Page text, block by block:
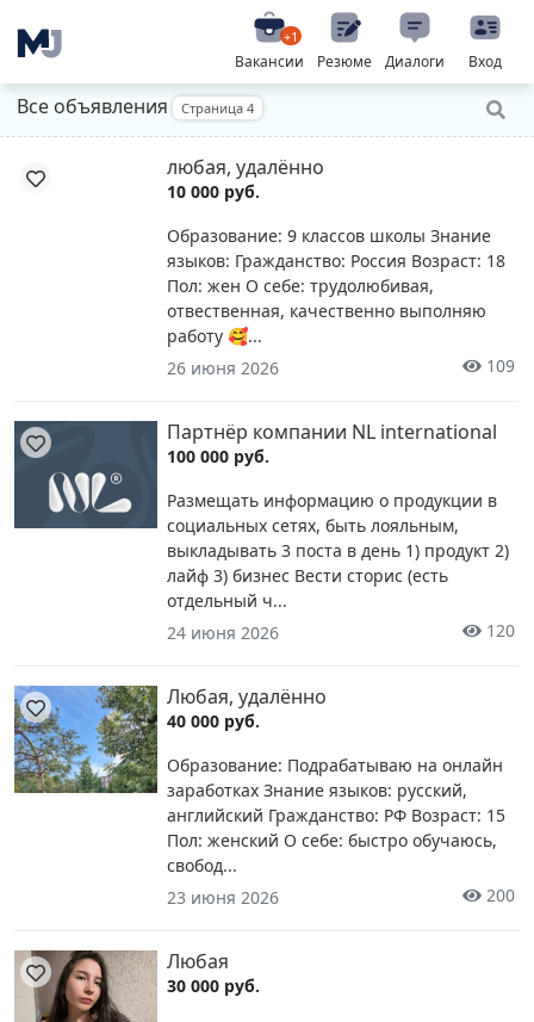
+1
Вакансии Резюме Диалоги Вход
Все объявления Страница 4
любая, удалëнно
10 000 руб.
Образование: 9 классов школы Знание
языков: Гражданство: Россия Возраст: 18
Пол: жен О себе: трудолюбивая,
отвественная, качественно выполняю
работу 🥰...
26 июня 2026
109
Партнёр компании NL international
100 000 руб.
Размещать информацию о продукции в
социальных сетях, быть лояльным,
выкладывать 3 поста в день 1) продукт 2)
лайф 3) бизнес Вести сторис (есть
отдельный ч...
24 июня 2026
120
Любая, удалённо
40 000 руб.
Образование: Подрабатываю на онлайн
заработках Знание языков: русский,
английский Гражданство: РФ Возраст: 15
Пол: женский О себе: быстро обучаюсь,
свобод...
23 июня 2026
200
Любая
30 000 руб.